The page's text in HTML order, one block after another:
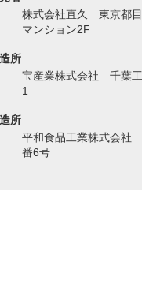
株式会社直久 東京都
マンション2F
所
宝産業株式会社 千葉
1
所
平和食品工業株式会社
番6号